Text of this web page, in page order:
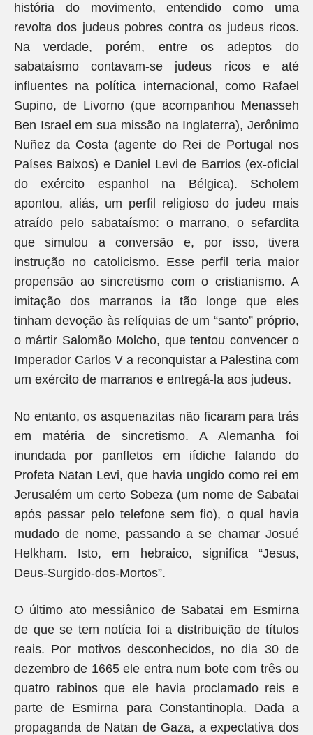
história do movimento, entendido como uma
revolta dos judeus pobres contra os judeus ricos.
Na verdade, porém, entre os adeptos do
sabataísmo contavam-se judeus ricos e até
influentes na política internacional, como Rafael
Supino, de Livorno (que acompanhou Menasseh
Ben Israel em sua missão na Inglaterra), Jerônimo
Nuñez da Costa (agente do Rei de Portugal nos
Países Baixos) e Daniel Levi de Barrios (ex-oficial
do exército espanhol na Bélgica). Scholem
apontou, aliás, um perfil religioso do judeu mais
atraído pelo sabataísmo: o marrano, o sefardita
que simulou a conversão e, por isso, tivera
instrução no catolicismo. Esse perfil teria maior
propensão ao sincretismo com o cristianismo. A
imitação dos marranos ia tão longe que eles
tinham devoção às relíquias de um “santo” próprio,
o mártir Salomão Molcho, que tentou convencer o
Imperador Carlos V a reconquistar a Palestina com
um exército de marranos e entregá-la aos judeus.
No entanto, os asquenazitas não ficaram para trás
em matéria de sincretismo. A Alemanha foi
inundada por panfletos em iídiche falando do
Profeta Natan Levi, que havia ungido como rei em
Jerusalém um certo Sobeza (um nome de Sabatai
após passar pelo telefone sem fio), o qual havia
mudado de nome, passando a se chamar Josué
Helkham. Isto, em hebraico, significa “Jesus,
Deus-Surgido-dos-Mortos”.
O último ato messiânico de Sabatai em Esmirna
de que se tem notícia foi a distribuição de títulos
reais. Por motivos desconhecidos, no dia 30 de
dezembro de 1665 ele entra num bote com três ou
quatro rabinos que ele havia proclamado reis e
parte de Esmirna para Constantinopla. Dada a
propaganda de Natan de Gaza, a expectativa dos